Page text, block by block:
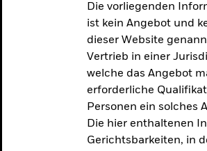
TRENDS & IDEEN
Entdecken Sie unsere
makroökonomischen
Die vorliegenden
ist kein Angebot und
dieser Website
Vertrieb in einer
welche das Angebot
erforderliche
Personen ein solches
Die hier enthaltenen
Gerichtsbarkeiten, in